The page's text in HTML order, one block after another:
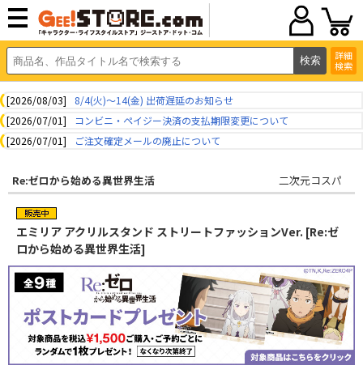
詳細
検索
[2026/08/03]
8/4(火)～14(金) 出荷遅延のお知らせ
[2026/07/01]
コンビニ・ペイジー決済の支払期限変更について
[2026/07/01]
ご注文確定メールの廃止について
Re:ゼロから始める異世界生活 二次元コスパ
エミリア アクリルスタンド ストリートファッションVer. [Re:ゼ
ロから始める異世界生活]